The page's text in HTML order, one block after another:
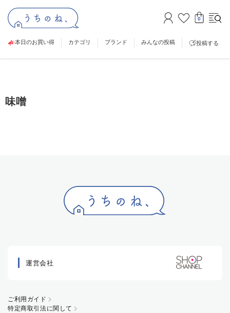
0
本日のお買い得 カテゴリ ブランド みんなの投稿 投稿する
味噌
運営会社
ご利用ガイド
特定商取引法に関して